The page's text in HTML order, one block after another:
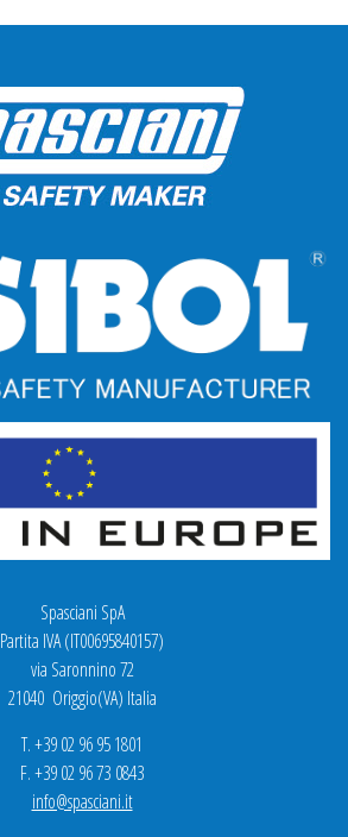
Spasciani SpA
Partita IVA (IT00695840157)
via Saronnino 72
21040 Origgio(VA) Italia
T. +39 02 96 95 1801
F. +39 02 96 73 0843
info@spasciani.it